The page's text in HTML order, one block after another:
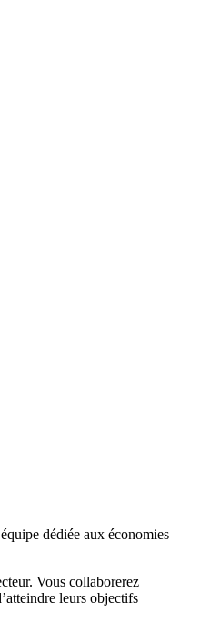
dédiée aux économies
Vous collaborerez
leurs objectifs